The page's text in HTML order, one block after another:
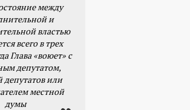
между
и
властью
всего в трех
Глава «воюет» с
депутатом,
депутатов или
местной
думы